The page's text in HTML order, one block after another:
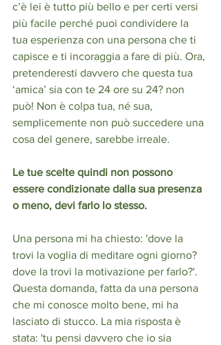
c’è lei è tutto più bello e per certi versi
più facile perché puoi condividere la
tua esperienza con una persona che ti
capisce e ti incoraggia a fare di più. Ora,
pretenderesti davvero che questa tua
‘amica’ sia con te 24 ore su 24? non
può! Non è colpa tua, né sua,
semplicemente non può succedere una
cosa del genere, sarebbe irreale.
Le tue scelte quindi non possono
essere condizionate dalla sua presenza
o meno, devi farlo lo stesso.
Una persona mi ha chiesto: 'dove la
trovi la voglia di meditare ogni giorno?
dove la trovi la motivazione per farlo?'.
Questa domanda, fatta da una persona
che mi conosce molto bene, mi ha
lasciato di stucco. La mia risposta è
stata: 'tu pensi davvero che io sia